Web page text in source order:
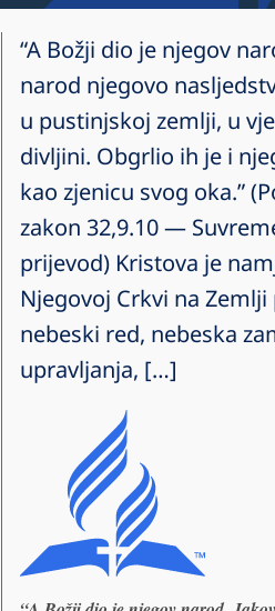
“A Božji dio je njegov
narod njegovo
u pustinjskoj zemlji, u
divljini. Obgrlio ih je i
kao zjenicu svog oka.”
zakon 32,9.10 —
prijevod) Kristova je
Njegovoj Crkvi na Zemlji
nebeski red, nebeska
upravljanja, […]